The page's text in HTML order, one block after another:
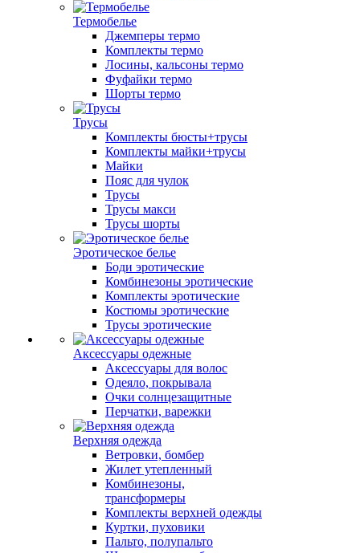
Термобелье
Джемперы термо
Комплекты термо
Лосины, кальсоны термо
Фуфайки термо
Шорты термо
Трусы
Комплекты бюсты+трусы
Комплекты майки+трусы
Майки
Пояс для чулок
Трусы
Трусы макси
Трусы шорты
Эротическое белье
Боди эротические
Комбинезоны эротические
Комплекты эротические
Костюмы эротические
Трусы эротические
Аксессуары одежные
Аксессуары для волос
Одеяло, покрывала
Очки солнцезащитные
Перчатки, варежки
Верхняя одежда
Ветровки, бомбер
Жилет утепленный
Комбинезоны,
трансформеры
Комплекты верхней одежды
Куртки, пуховики
Пальто, полупальто